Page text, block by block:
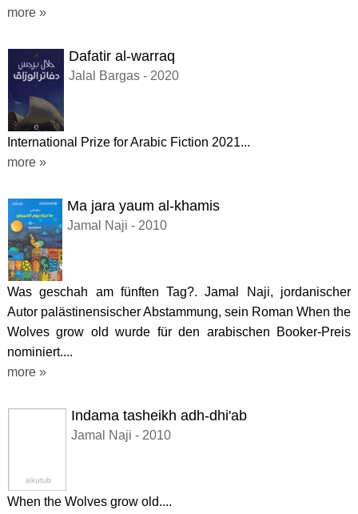
more »
Dafatir al-warraq
Jalal Bargas - 2020
International Prize for Arabic Fiction 2021...
more »
Ma jara yaum al-khamis
Jamal Naji - 2010
Was geschah am fünften Tag?. Jamal Naji, jordanischer
Autor palästinensischer Abstammung, sein Roman When the
Wolves grow old wurde für den arabischen Booker-Preis
nominiert....
more »
Indama tasheikh adh-dhi'ab
Jamal Naji - 2010
When the Wolves grow old....